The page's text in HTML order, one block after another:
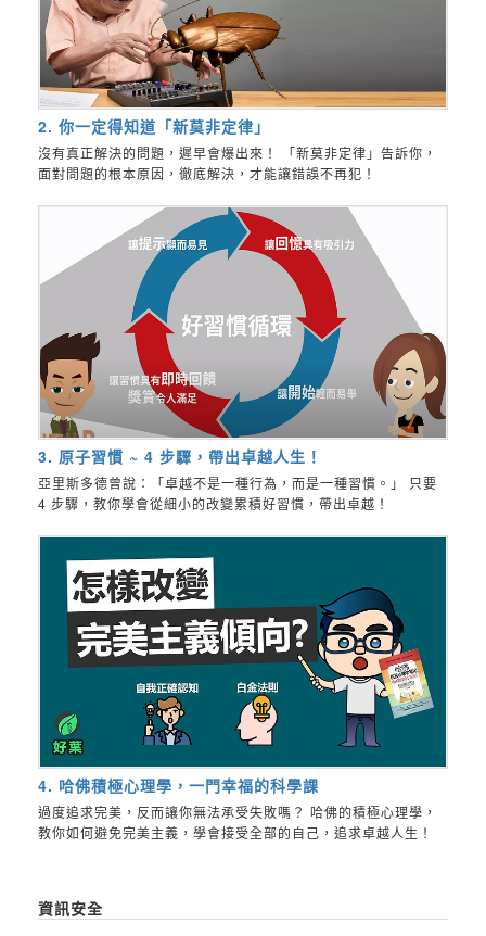
2. 你一定得知道「新莫非定律」
沒有真正解決的問題，遲早會爆出來！ 「新莫非定律」告訴你，
面對問題的根本原因，徹底解決，才能讓錯誤不再犯！
3. 原子習慣 ~ 4 步驟，帶出卓越人生！
亞里斯多德曾說：「卓越不是一種行為，而是一種習慣。」 只要
4 步驟，教你學會從細小的改變累積好習慣，帶出卓越！
4. 哈佛積極心理學，一門幸福的科學課
過度追求完美，反而讓你無法承受失敗嗎？ 哈佛的積極心理學，
教你如何避免完美主義，學會接受全部的自己，追求卓越人生！
資訊安全